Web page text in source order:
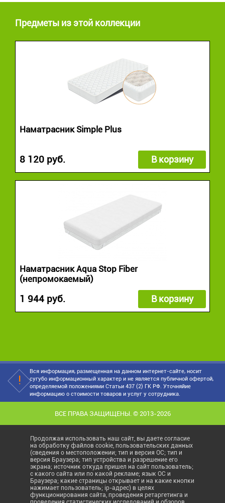
Предметы из этой коллекции
Наматрасник Simple Plus
8 120 руб. В корзину
Наматрасник Aqua Stop Fiber
(непромокаемый)
1 944 руб. В корзину
Вся информация, размещенная на данном интернет-сайте, носит
сугубо информационный характер и не является публичной офертой,
определяемой положениями Статьи 437 (2) ГК РФ. Уточняйие
информацию о стоимости товаров и услуг у сотрудника.
ВСЕ ПРАВА ЗАЩИЩЕНЫ. © 2013-2026
Продолжая использовать наш сайт, вы даете согласие
на обработку файлов cookie, пользовательских данных
(сведения о местоположении; тип и версия ОС; тип и
версия Браузера; тип устройства и разрешение его
экрана; источник откуда пришел на сайт пользователь;
с какого сайта или по какой рекламе; язык ОС и
Браузера; какие страницы открывает и на какие кнопки
нажимает пользователь; ip-адрес) в целях
функционирования сайта, проведения ретаргетинга и